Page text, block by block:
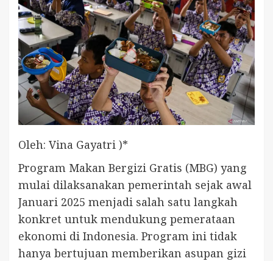
Oleh: Vina Gayatri )*
Program Makan Bergizi Gratis (MBG) yang
mulai dilaksanakan pemerintah sejak awal
Januari 2025 menjadi salah satu langkah
konkret untuk mendukung pemerataan
ekonomi di Indonesia. Program ini tidak
hanya bertujuan memberikan asupan gizi